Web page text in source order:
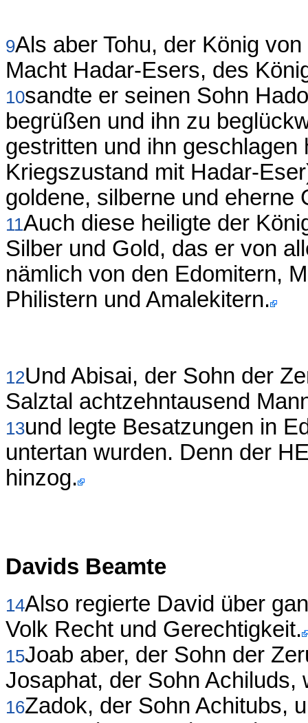
9Als aber Tohu, der König
Macht Hadar-Esers, des
10sandte er seinen Sohn
begrüßen und ihn zu
gestritten und ihn geschlagen
Kriegszustand mit Hadar-
goldene, silberne und eherne
11Auch diese heiligte der
Silber und Gold, das er von
nämlich von den Edomitern,
Philistern und Amalekitern.
12Und Abisai, der Sohn der
Salztal achtzehntausend
13und legte Besatzungen in
untertan wurden. Denn der
hinzog.
Davids Beamte
14Also regierte David über
Volk Recht und Gerechtigkeit.
15Joab aber, der Sohn der
Josaphat, der Sohn Achiluds,
16Zadok, der Sohn Achitubs,